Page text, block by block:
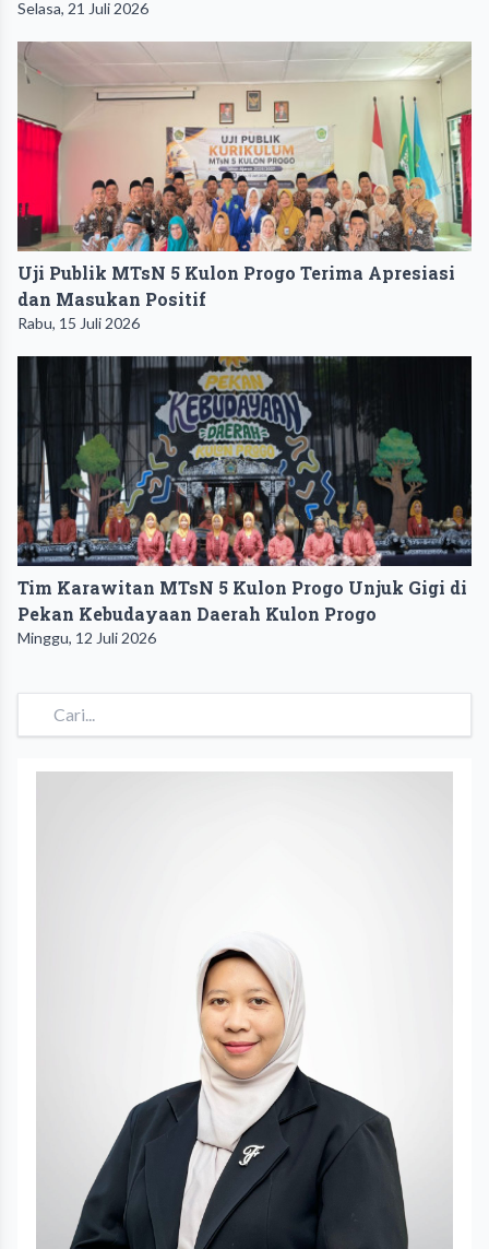
Selasa, 21 Juli 2026
Uji Publik MTsN 5 Kulon Progo Terima Apresiasi
dan Masukan Positif
Rabu, 15 Juli 2026
Tim Karawitan MTsN 5 Kulon Progo Unjuk Gigi di
Pekan Kebudayaan Daerah Kulon Progo
Minggu, 12 Juli 2026